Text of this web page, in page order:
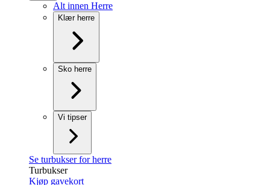
Alt innen Herre
Klær herre
Sko herre
Vi tipser
Se turbukser for herre
Turbukser
Kjøp gavekort